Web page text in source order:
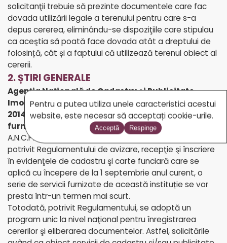
solicitanţii trebuie să prezinte documentele care fac
dovada utilizării legale a terenului pentru care s-a
depus cererea, eliminându-se dispoziţiile care stipulau
ca aceştia să poată face dovada atât a dreptului de
folosință, cât și a faptului că utilizează terenul obiect al
cererii.
2. ȘTIRI GENERALE
Agenţia Naţională de Cadastru şi Publicitate
Imobiliară a anunțat că, începând cu 1 septembrie
2014, se reduc termenele pentru serviciile
furnizate de agenție și de unitățile subordonate
A.N.C.P.I. a anunțat printr-un comunicat de presă că,
potrivit Regulamentului de avizare, recepţie şi înscriere
în evidenţele de cadastru şi carte funciară care se
aplică cu începere de la 1 septembrie anul curent, o
serie de servicii furnizate de această instituție se vor
presta într-un termen mai scurt.
Totodată, potrivit Regulamentului, se adoptă un
program unic la nivel naţional pentru înregistrarea
cererilor şi eliberarea documentelor. Astfel, solicitările
Pentru a putea utiliza unele caracteristici acestui
website, este necesar să acceptați cookie-urile.
Acceptă Respinge